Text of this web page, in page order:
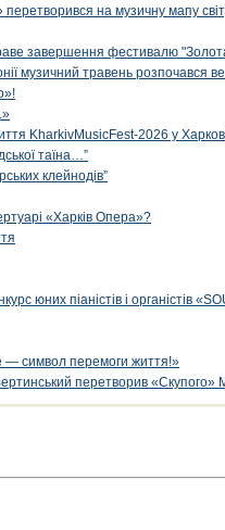
на музичну мапу
завершення фестивалю
музичний травень розпочався
KharkivMusicFest-2026 у
таїна…”
клейнодів”
«Харків Опера»?
юних піаністів і органістів
— символ перемоги життя!»
перетворив «Скупого»